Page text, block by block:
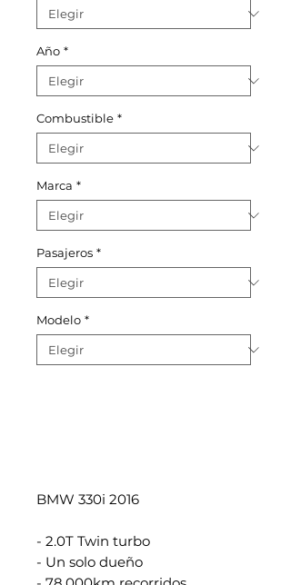
Año *
Combustible *
Marca *
Pasajeros *
Modelo *
BMW 330i 2016
- 2.0T Twin turbo
- Un solo dueño